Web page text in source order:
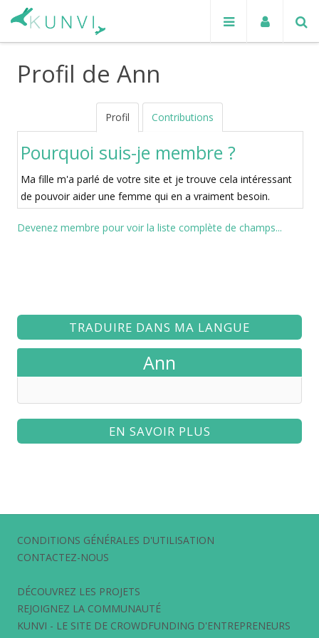
Profil de Ann
Profil Contributions
Pourquoi suis-je membre ?
Ma fille m'a parlé de votre site et je trouve cela intéressant
de pouvoir aider une femme qui en a vraiment besoin.
Devenez membre pour voir la liste complète de champs...
TRADUIRE DANS MA LANGUE
Ann
EN SAVOIR PLUS
CONDITIONS GÉNÉRALES D'UTILISATION
CONTACTEZ-NOUS
DÉCOUVREZ LES PROJETS
REJOIGNEZ LA COMMUNAUTÉ
KUNVI - LE SITE DE CROWDFUNDING D'ENTREPRENEURS